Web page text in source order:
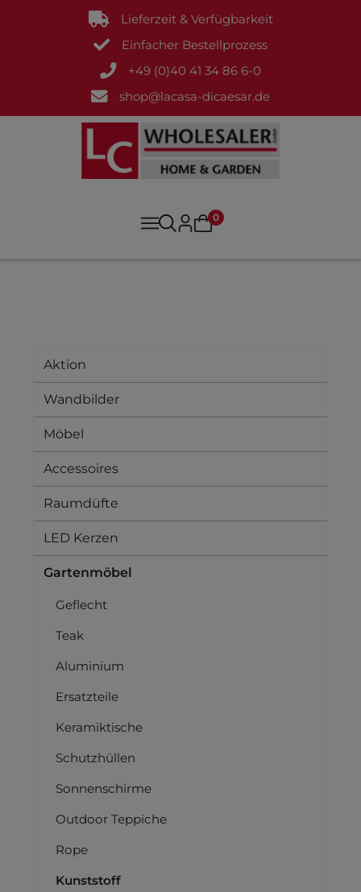
Lieferzeit & Verfügbarkeit
Einfacher Bestellprozess
+49 (0)40 41 34 86 6-0
shop@lacasa-dicaesar.de
0
Aktion
Wandbilder
Möbel
Accessoires
Raumdüfte
LED Kerzen
Gartenmöbel
Geflecht
Teak
Aluminium
Ersatzteile
Keramiktische
Schutzhüllen
Sonnenschirme
Outdoor Teppiche
Rope
Kunststoff